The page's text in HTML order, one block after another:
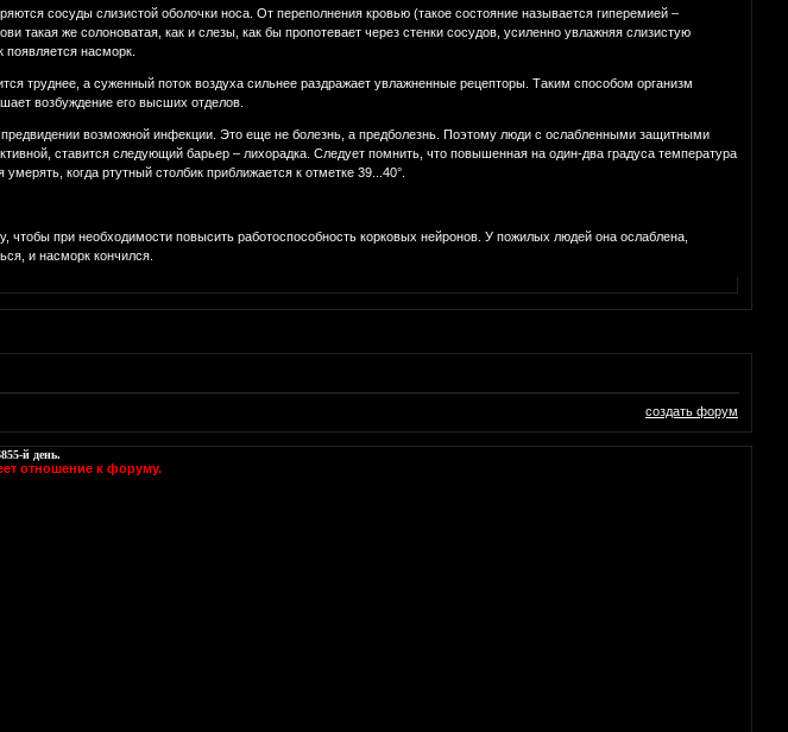
сосуды слизистой оболочки носа. От переполнения кровью (такое состояние называется гиперемией –
такая же солоноватая, как и слезы, как бы пропотевает через стенки сосудов, усиленно увлажняя слизистую
насморк.
труднее, а суженный поток воздуха сильнее раздражает увлажненные рецепторы. Таким способом организм
возбуждение его высших отделов.
возможной инфекции. Это еще не болезнь, а предболезнь. Поэтому люди с ослабленными защитными
ставится следующий барьер – лихорадка. Следует помнить, что повышенная на один-два градуса температура
когда ртутный столбик приближается к отметке 39...40°.
чтобы при необходимости повысить работоспособность корковых нейронов. У пожилых людей она ослаблена,
и насморк кончился.
создать форум
-й день.
отношение к форуму.